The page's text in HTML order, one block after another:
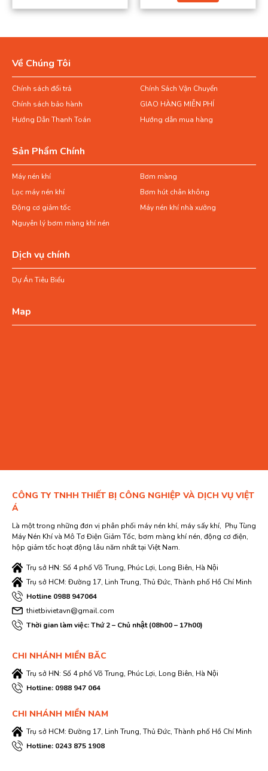
Về Chúng Tôi
Chính sách đổi trả
Chính Sách Vận Chuyển
Chính sách bảo hành
GIAO HÀNG MIỄN PHÍ
Hướng Dẫn Thanh Toán
Hướng dẫn mua hàng
Sản Phẩm Chính
Máy nén khí
Bơm màng
Lọc máy nén khí
Bơm hút chân không
Động cơ giảm tốc
Máy nén khí nhà xưởng
Nguyên lý bơm màng khí nén
Dịch vụ chính
Dự Án Tiêu Biểu
Map
CÔNG TY TNHH THIẾT BỊ CÔNG NGHIỆP VÀ DỊCH VỤ VIỆT
Á
Là một trong những đơn vị phân phối máy nén khí, máy sấy khí, Phụ Tùng
Máy Nén Khí và Mô Tơ Điện Giảm Tốc, bơm màng khí nén, động cơ điện,
hộp giảm tốc hoạt động lâu năm nhất tại Việt Nam.
Trụ sở HN: Số 4 phố Võ Trung, Phúc Lợi, Long Biên, Hà Nội
Trụ sở HCM: Đường 17, Linh Trung, Thủ Đức, Thành phố Hồ Chí Minh
Hotline 0988 947064
thietbivietavn@gmail.com
Thời gian làm việc: Thứ 2 – Chủ nhật (08h00 – 17h00)
CHI NHÁNH MIỀN BĂC
Trụ sở HN: Số 4 phố Võ Trung, Phúc Lợi, Long Biên, Hà Nội
Hotline: 0988 947 064
CHI NHÁNH MIỀN NAM
Trụ sở HCM: Đường 17, Linh Trung, Thủ Đức, Thành phố Hồ Chí Minh
Hotline: 0243 875 1908